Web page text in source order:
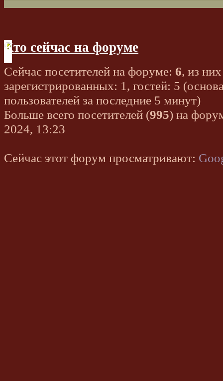
Кто сейчас на форуме
Сейчас посетителей на форуме: 6, из них
зарегистрированных: 1, гостей: 5
пользователей за последние 5 минут)
Больше всего посетителей (995) на
2024, 13:23
Сейчас этот форум просматривают: